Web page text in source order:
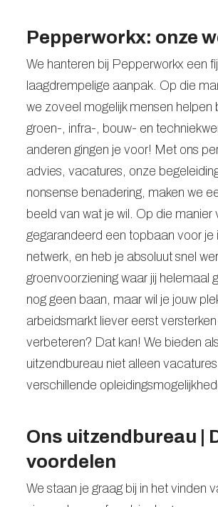
Pepperworkx: onze
We hanteren bij Pepperworkx een
laagdrempelige aanpak. Op die
we zoveel mogelijk mensen helpen
groen-, infra-, bouw- en
anderen gingen je voor! Met ons
advies, vacatures, onze
nonsense benadering, maken we
beeld van wat je wil. Op die manier
gegarandeerd een topbaan voor je
netwerk, en heb je absoluut snel
groenvoorziening waar jij helemaal
nog geen baan, maar wil je jouw
arbeidsmarkt liever eerst
verbeteren? Dat kan! We bieden als
uitzendbureau niet alleen
verschillende
Ons uitzendbureau |
voordelen
We staan je graag bij in het vinden